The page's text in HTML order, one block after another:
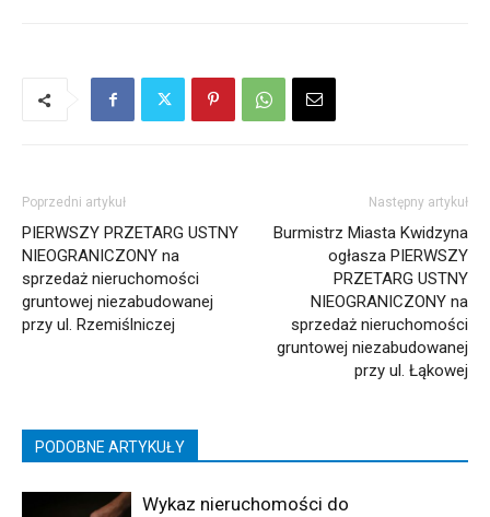
Poprzedni artykuł
PIERWSZY PRZETARG USTNY
NIEOGRANICZONY na
sprzedaż nieruchomości
gruntowej niezabudowanej
przy ul. Rzemiślniczej
Następny artykuł
Burmistrz Miasta Kwidzyna
ogłasza PIERWSZY
PRZETARG USTNY
NIEOGRANICZONY na
sprzedaż nieruchomości
gruntowej niezabudowanej
przy ul. Łąkowej
PODOBNE ARTYKUŁY
Wykaz nieruchomości do